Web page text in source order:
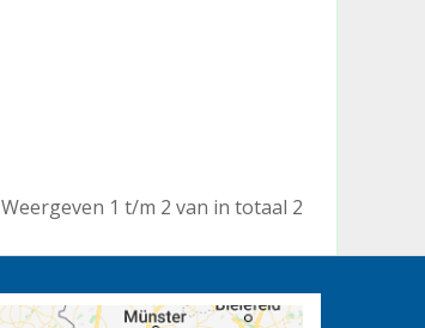
Weergeven 1 t/m 2 van in totaal 2